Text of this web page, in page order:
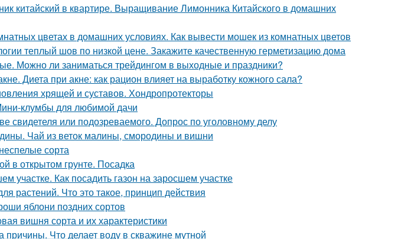
китайский в квартире. Выращивание Лимонника Китайского в домашних
цветах в домашних условиях. Как вывести мошек из комнатных цветов
теплый шов по низкой цене. Закажите качественную герметизацию дома
Можно ли заниматься трейдингом в выходные и праздники?
Диета при акне: как рацион влияет на выработку кожного сала?
хрящей и суставов. Хондропротекторы
клумбы для любимой дачи
свидетеля или подозреваемого. Допрос по уголовному делу
Чай из веток малины, смородины и вишни
сорта
в открытом грунте. Посадка
участке. Как посадить газон на заросшем участке
растений. Что это такое, принцип действия
яблони поздних сортов
вишня сорта и их характеристики
причины. Что делает воду в скважине мутной